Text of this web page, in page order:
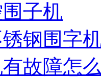
子机
钢围字
故障怎